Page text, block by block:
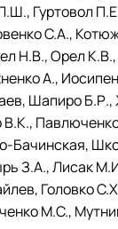
Гуртовол
С.А.,
Н.В., Орел
А.,
Шапиро
Бачинская,
З.А., Лисак
Головко
М.С.,